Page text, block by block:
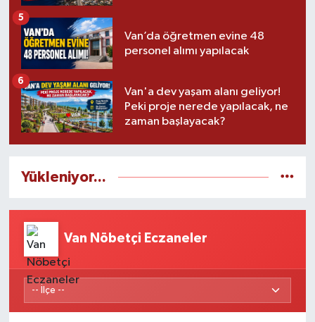
Van’da öğretmen evine 48
personel alımı yapılacak
5
Van'a dev yaşam alanı geliyor!
Peki proje nerede yapılacak, ne
zaman başlayacak?
6
Yükleniyor...
Van Nöbetçi Eczaneler